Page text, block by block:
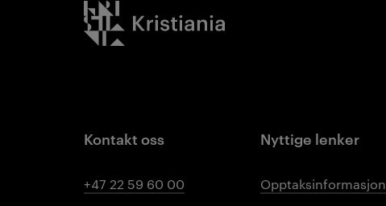
Kristiania logo
Kontakt oss
+47 22 59 60 00
Nyttige lenker
Opptaksinformasjon